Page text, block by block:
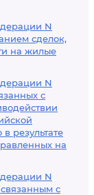
N
сделок,
на жилые
N
с
результате
на
N
с